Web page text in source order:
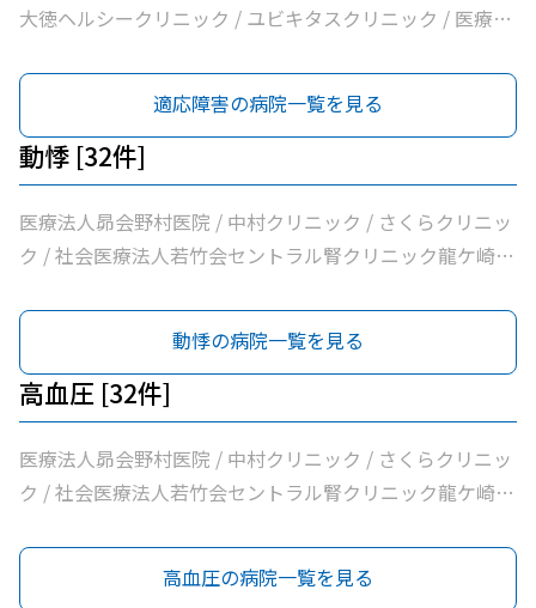
大徳ヘルシークリニック / ユビキタスクリニック / 医療法
適応障害の病院一覧を見る
動悸 [32件]
医療法人昴会野村医院 / 中村クリニック / さくらクリニッ
ク / 社会医療法人若竹会セントラル腎クリニック龍ケ崎 /
外科 / 牛尾病院 / 松本クリニック / ひかりの森内科クリニ
ック / 吉澤胃腸内科医院 / 山村医院 / 山本医院 / 福岡小児
科医院 / 飯野クリニック / 松葉クリニック / 根本医院 / 医
療法人社団健幸福会龍ケ崎大徳ヘルシークリニック / 医療
法人社団清和会いしかわクリニック / 横田医院 / 茨城県竜
ケ崎保健所 / 朝野循環器内科クリニック / 医療法人いがら
医院 / 八代内科医院 / 高田整形外科 / 龍ケ崎済生会病院 /
うちだ医院 / ユビキタスクリニック / 医療法人社団八峰会
動悸の病院一覧を見る
高血圧 [32件]
医療法人昴会野村医院 / 中村クリニック / さくらクリニッ
ク / 社会医療法人若竹会セントラル腎クリニック龍ケ崎 /
外科 / 牛尾病院 / 松本クリニック / ひかりの森内科クリニ
ック / 吉澤胃腸内科医院 / 山村医院 / 山本医院 / 福岡小児
高血圧の病院一覧を見る